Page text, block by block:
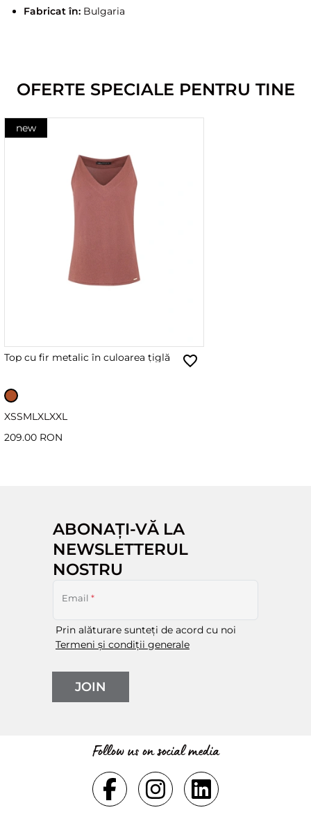
Fabricat în:Bulgaria
OFERTE SPECIALE PENTRU TINE
new
Top cu fir metalic în culoarea țiglă
XSSML XL XXL
209.00 RON
ABONAȚI-VĂ LA
NEWSLETTERUL
NOSTRU
Email *
Prin alăturare sunteți de acord cu noi
Termeni și condiții generale
JOIN
Follow us on social media